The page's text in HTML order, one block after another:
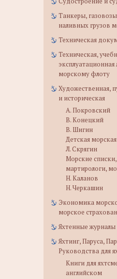
Танкеры,
наливных грузов
Техническая
Техническая,
эксплуатационная
морскому флоту
Художественная,
и историческая
А. Покровский
В. Конецкий
В. Шигин
Детская
Л. Скрягин
Морские
мартирологи,
Н. Каланов
Н. Черкашин
Экономика
морское
Яхтенные журналы
Яхтинг, Паруса,
Руководства для
Книги для
английском